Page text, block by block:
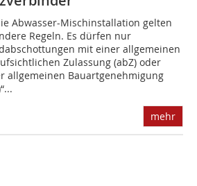
Abwasser-Mischinstallation gelten
Regeln. Es dürfen nur
mit einer allgemeinen
Zulassung (abZ) oder
allgemeinen Bauartgenehmigung
mehr